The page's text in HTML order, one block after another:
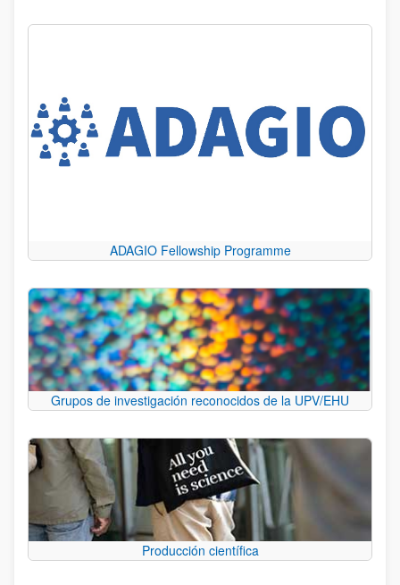
ADAGIO Fellowship Programme
Grupos de investigación reconocidos de la UPV/EHU
Producción científica